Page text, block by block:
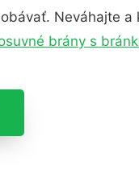
Neváhajte
brány s